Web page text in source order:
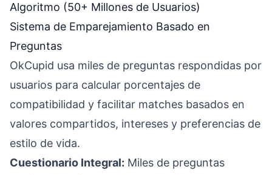
Algoritmo (50+ Millones de Usuarios)
Sistema de Emparejamiento Basado en
Preguntas
OkCupid usa miles de preguntas respondidas por
usuarios para calcular porcentajes de
compatibilidad y facilitar matches basados en
valores compartidos, intereses y preferencias de
estilo de vida.
Cuestionario Integral: Miles de preguntas